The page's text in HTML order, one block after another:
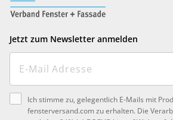
Jetzt zum Newsletter anmelden
Ich stimme zu, gelegentlich E-Mails mit
fensterversand.com zu erhalten. Die